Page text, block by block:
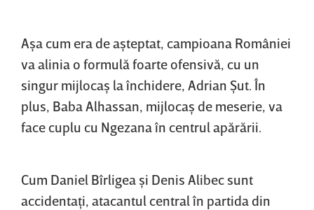
Aşa cum era de aşteptat, campioana României
va alinia o formulă foarte ofensivă, cu un
singur mijlocaş la închidere, Adrian Şut. În
plus, Baba Alhassan, mijlocaş de meserie, va
face cuplu cu Ngezana în centrul apărării.
Cum Daniel Bîrligea şi Denis Alibec sunt
accidentaţi, atacantul central în partida din